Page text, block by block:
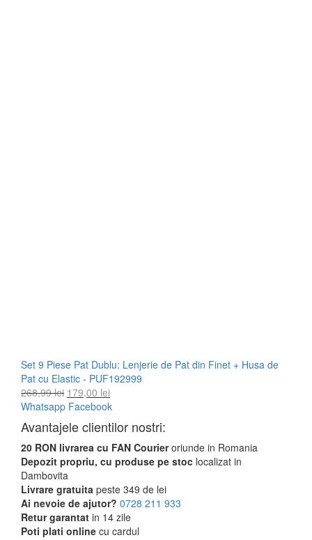
Set 9 Piese Pat Dublu: Lenjerie de Pat din Finet + Husa de
Pat cu Elastic - PUF192999
268,99lei Prețul
inițial
a
fost:
268,99 lei.
179,00 leiPrețul
curent
este:
179,00 lei.
Whatsapp Facebook
Avantajele clientilor nostri:
20 RON livrarea cu FAN Courieroriunde in Romania
Depozit propriu, cu produse pe stoc localizat in
Dambovita
Livrare gratuita peste 349 de lei
Ai nevoie de ajutor? 0728 211 933
Retur garantat in 14 zile
Poti plati online cu cardul